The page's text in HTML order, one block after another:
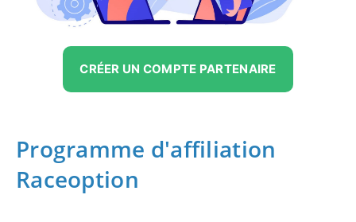
CRÉER UN COMPTE PARTENAIRE
Programme d'affiliation
Raceoption